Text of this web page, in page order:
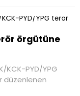
örgütüne
KCK-PYD/YPG
düzenlenen